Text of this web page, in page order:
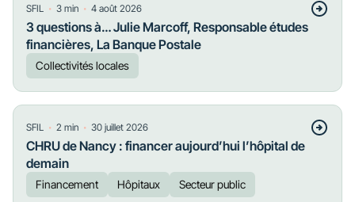
SFIL ・ 3 min ・ 4 août 2026
3 questions à… Julie Marcoff, Responsable études
financières, La Banque Postale
Collectivités locales
SFIL ・ 2 min ・ 30 juillet 2026
CHRU de Nancy : financer aujourd’hui l’hôpital de
demain
Financement Hôpitaux Secteur public